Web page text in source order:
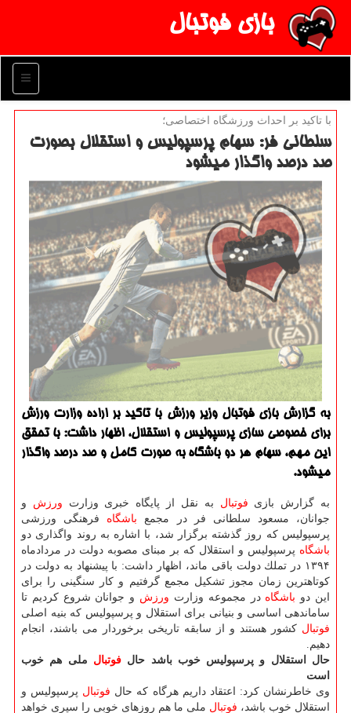
بازی فوتبال
منو
با تاكید بر احداث ورزشگاه اختصاصی؛
سلطانی فر: سهام پرسپولیس و استقلال بصورت
صد درصد واگذار می‎شود
به گزارش بازی فوتبال وزیر ورزش با تاكید بر اراده وزارت ورزش
برای خصوصی سازی پرسپولیس و استقلال، اظهار داشت: با تحقق
این مهم، سهام هر دو باشگاه به صورت كامل و صد درصد واگذار
می‎شود.
به گزارش بازی فوتبال به نقل از پایگاه خبری وزارت ورزش و
جوانان، مسعود سلطانی فر در مجمع باشگاه فرهنگی ورزشی
پرسپولیس كه روز گذشته برگزار شد، با اشاره به روند واگذاری دو
باشگاه پرسپولیس و استقلال كه بر مبنای مصوبه دولت در مردادماه
۱۳۹۴ در تملك دولت باقی ماند، اظهار داشت: با پیشنهاد به دولت در
كوتاهترین زمان مجوز تشكیل مجمع گرفتیم و كار سنگینی را برای
این دو باشگاه در مجموعه وزارت ورزش و جوانان شروع كردیم تا
ساماندهی اساسی و بنیانی برای استقلال و پرسپولیس كه بنیه اصلی
فوتبال كشور هستند و از سابقه تاریخی برخوردار می باشند، انجام
دهیم.
حال استقلال و پرسپولیس خوب باشد حالفوتبال ملی هم خوب
است
وی خاطرنشان كرد: اعتقاد داریم هرگاه كه حال فوتبال پرسپولیس و
استقلال خوب باشد، فوتبال ملی ما هم روزهای خوبی را سپری خواهد